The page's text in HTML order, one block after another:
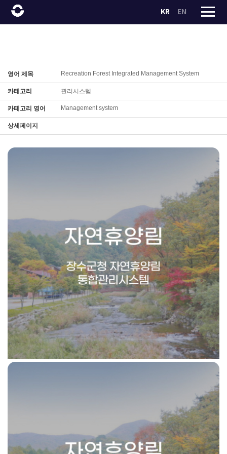
KR EN
영어 제목 Recreation Forest Integrated Management System
카테고리 관리시스템
카테고리 영어 Management system
상세페이지